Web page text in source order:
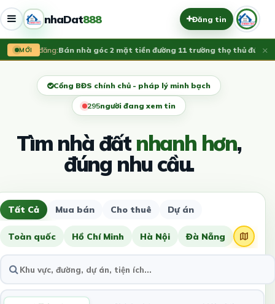
nhaDat888 Đăng tin
MỚI
Vừa đăng:Bán nhà góc 2 mặt tiền đường 11 trường thọ thủ đức, LH
×
Cổng BĐS chính chủ - pháp lý minh bạch
295người đang xem tin
Tìm nhà đấtnhanh hơn,
đúng nhu cầu.
Tất Cả Mua bán Cho thuê Dự án
Toàn quốc Hồ Chí Minh Hà Nội Đà Nẵng